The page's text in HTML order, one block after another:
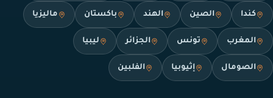
كندا الصين الهند باكستان ماليزيا
المغرب تونس الجزائر ليبيا
الصومال إثيوبيا الفلبين